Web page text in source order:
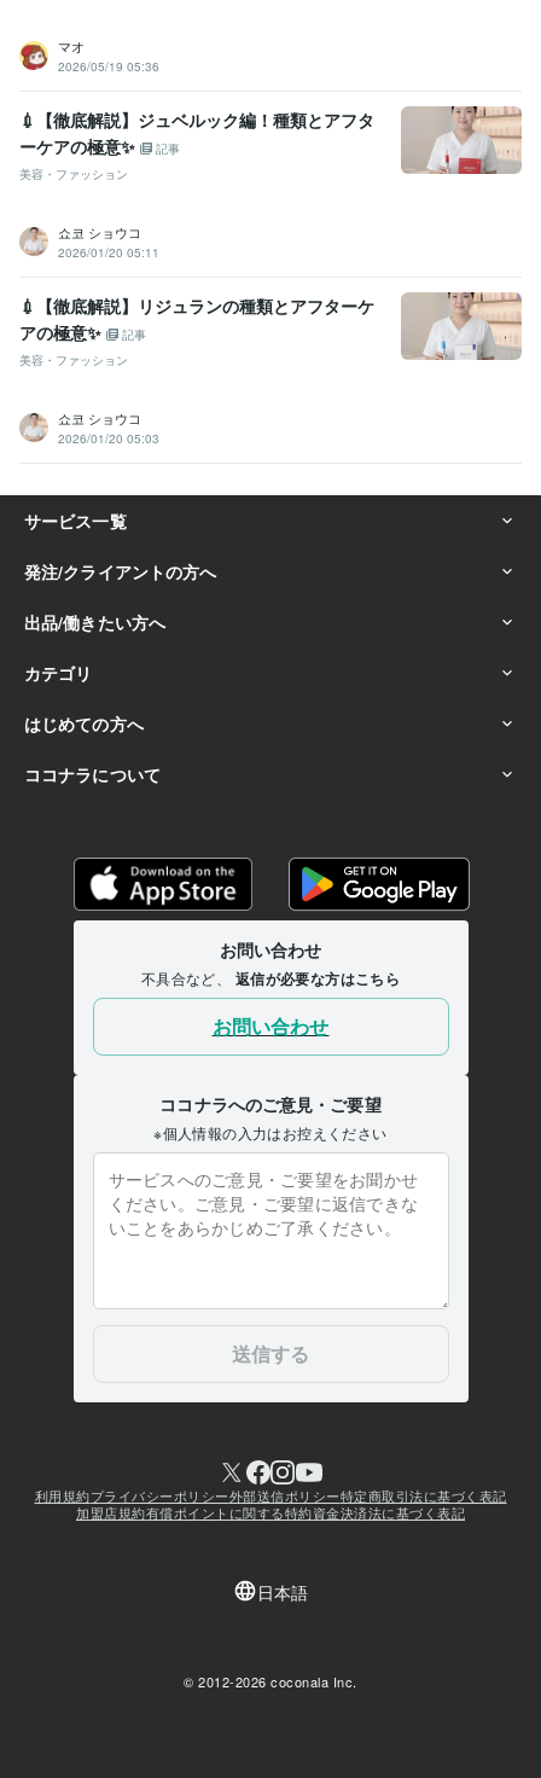
マオ
2026/05/19 05:36
💉【徹底解説】ジュベルック編！種類とアフタ
ーケアの極意✨
記事
美容・ファッション
쇼코 ショウコ
2026/01/20 05:11
💉【徹底解説】リジュランの種類とアフターケ
アの極意✨
記事
美容・ファッション
쇼코 ショウコ
2026/01/20 05:03